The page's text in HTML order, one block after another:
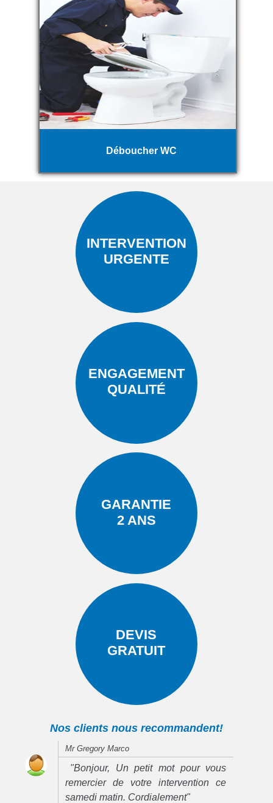
Déboucher WC
INTERVENTION
URGENTE
ENGAGEMENT
QUALITÉ
GARANTIE
2 ANS
DEVIS
GRATUIT
Nos clients nous recommandent!
Mr Gregory Marco
"Bonjour, Un petit mot pour vous
remercier de votre intervention ce
samedi matin. Cordialement"